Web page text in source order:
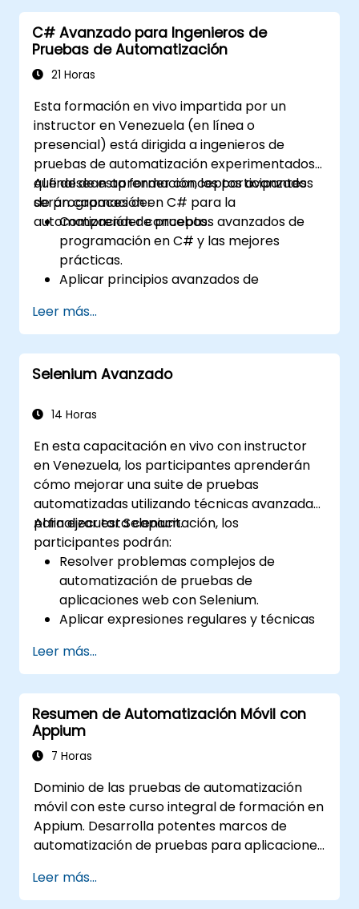
Aplicar técnicas de aprendizaje
automático para mejorar la
automatización de las pruebas.
Realizar una transición efectiva desde las
automatizadas.
Gestionar proyectos de prueba
subcontratados y mantener los
estándares de calidad.
C# Avanzado para Ingenieros de
Pruebas de Automatización
21 Horas
Esta formación en vivo impartida por un
instructor en Venezuela (en línea o
presencial) está dirigida a ingenieros de
pruebas de automatización experimentados
que desean aprender conceptos avanzados
de programación en C# para la
automatización de pruebas.
Al final de esta formación, los participantes
serán capaces de:
Comprender conceptos avanzados de
programación en C# y las mejores
prácticas.
Aplicar principios avanzados de
crear soluciones de automatización
eficientes y flexibles.
Diseñar y desarrollar marcos de trabajo
de automatización modulares y
prácticas de la industria.
Leer más...
Selenium Avanzado
14 Horas
En esta capacitación en vivo con instructor
en Venezuela, los participantes aprenderán
cómo mejorar una suite de pruebas
automatizadas utilizando técnicas avanzadas
para ejecutar Selenium.
Al finalizar esta capacitación, los
participantes podrán:
Resolver problemas complejos de
automatización de pruebas de
aplicaciones web con Selenium.
Aplicar expresiones regulares y técnicas
Gestionar excepciones que detienen la
ejecución de las pruebas.
Buscar objetos web de forma
programática.
Capturar datos dinámicamente desde
controles web.
basadas en datos.
Distribuir las pruebas con Selenium Grid.
Leer más...
Resumen de Automatización Móvil con
Appium
7 Horas
Dominio de las pruebas de automatización
móvil con este curso integral de formación en
Appium. Desarrolla potentes marcos de
automatización de pruebas para aplicaciones
en la industria, Appium; gana experiencia
práctica configurando Appium, escribiendo
Leer más...